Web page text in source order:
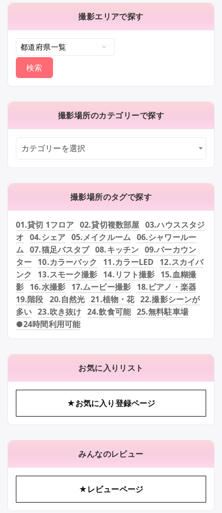
撮影エリアで探す
撮影場所のカテゴリーで探す
カテゴリーを選択
撮影場所のタグで探す
01.貸切 1フロア 02.貸切複数部屋 03.ハウススタジ
オ
04.シェア 05.メイクルーム 06.シャワールー
ム 07.猫足バスタブ 08.キッチン 09.バーカウン
ター 10.カラーバック 11.カラーLED
12.スカイバ
ンク
13.スモーク撮影 14.リフト撮影 15.血糊撮
影 16.水撮影 17.ムービー撮影 18.ピアノ・楽器
19.階段 20.自然光 21.植物・花 22.撮影シーンが
多い 23.吹き抜け 24.飲食可能 25.無料駐車場
●24時間利用可能
お気に入りリスト
★お気に入り登録ページ
みんなのレビュー
★レビューページ